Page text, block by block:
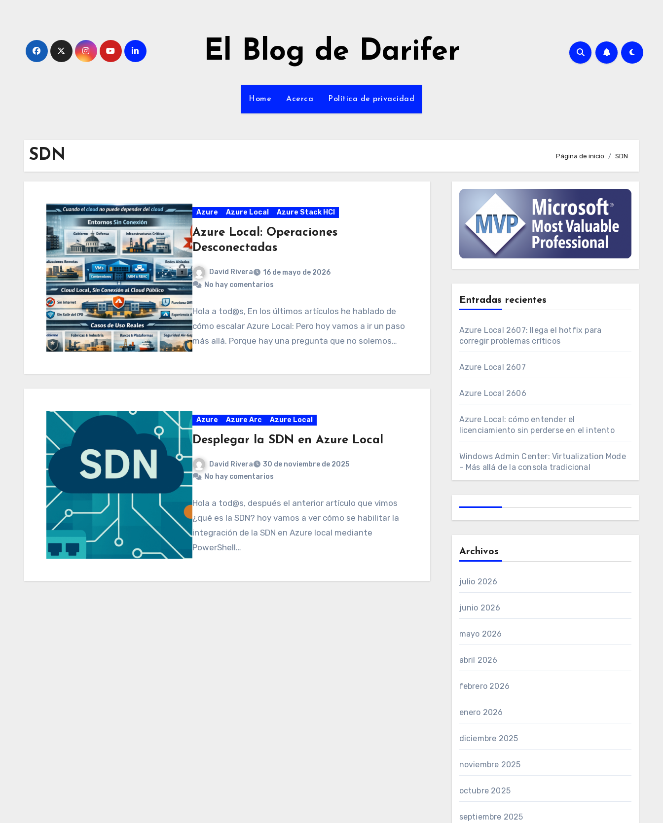
El Blog de Darifer
Home Acerca Política de privacidad
SDN Página de inicio SDN
Azure Azure Local Azure Stack HCI
Azure Local: Operaciones
Desconectadas
David Rivera
16 de mayo de 2026
No hay comentarios
Hola a tod@s, En los últimos artículos he hablado de
cómo escalar Azure Local: Pero hoy vamos a ir un paso
más allá. Porque hay una pregunta que no solemos…
Azure Azure Arc Azure Local
Desplegar la SDN en Azure Local
David Rivera
30 de noviembre de 2025
No hay comentarios
Hola a tod@s, después el anterior artículo que vimos
¿qué es la SDN? hoy vamos a ver cómo se habilitar la
integración de la SDN en Azure local mediante
PowerShell…
Entradas recientes
Azure Local 2607: llega el hotfix para
corregir problemas críticos
Azure Local 2607
Azure Local 2606
Azure Local: cómo entender el
licenciamiento sin perderse en el intento
Windows Admin Center: Virtualization Mode
– Más allá de la consola tradicional
Archivos
julio 2026
junio 2026
mayo 2026
abril 2026
febrero 2026
enero 2026
diciembre 2025
noviembre 2025
octubre 2025
septiembre 2025